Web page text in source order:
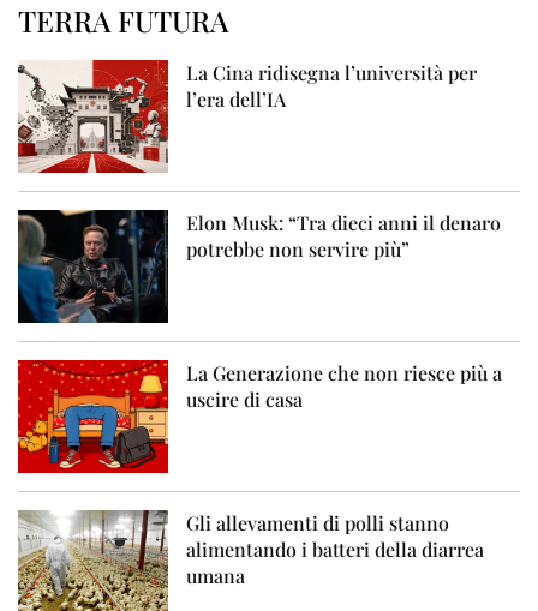
TERRA FUTURA
La Cina ridisegna l’università per
l’era dell’IA
Elon Musk: “Tra dieci anni il denaro
potrebbe non servire più”
La Generazione che non riesce più a
uscire di casa
Gli allevamenti di polli stanno
alimentando i batteri della diarrea
umana